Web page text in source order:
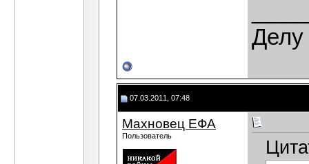
Делу
07.03.2011, 07:48
Махновец ЕФА
Пользователь